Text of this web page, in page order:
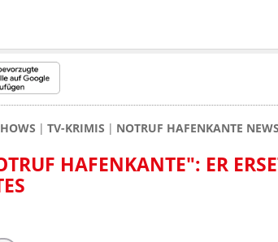
TV-KRIMIS NOTRUF HAFENKANTE NEWS
HAFENKANTE": ER